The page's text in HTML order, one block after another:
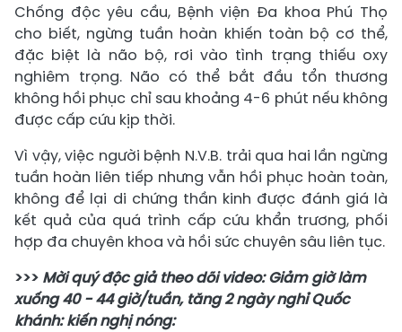
Chống độc yêu cầu, Bệnh viện Đa khoa Phú Thọ
cho biết, ngừng tuần hoàn khiến toàn bộ cơ thể,
đặc biệt là não bộ, rơi vào tình trạng thiếu oxy
nghiêm trọng. Não có thể bắt đầu tổn thương
không hồi phục chỉ sau khoảng 4-6 phút nếu không
được cấp cứu kịp thời.
Vì vậy, việc người bệnh N.V.B. trải qua hai lần ngừng
tuần hoàn liên tiếp nhưng vẫn hồi phục hoàn toàn,
không để lại di chứng thần kinh được đánh giá là
kết quả của quá trình cấp cứu khẩn trương, phối
hợp đa chuyên khoa và hồi sức chuyên sâu liên tục.
>>> Mời quý độc giả theo dõi video: Giảm giờ làm
xuống 40 - 44 giờ/tuần, tăng 2 ngày nghỉ Quốc
khánh: kiến nghị nóng: